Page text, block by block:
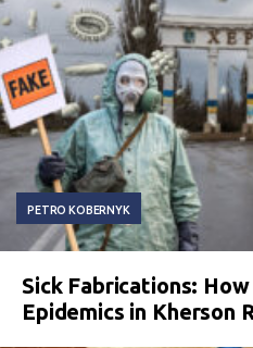
PETRO KOBERNYK
Sick Fabrications: How
Epidemics in Kherson